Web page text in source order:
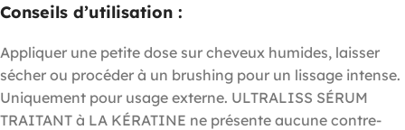
Conseils d’utilisation :
Appliquer une petite dose sur cheveux humides, laisser
sécher ou procéder à un brushing pour un lissage intense.
Uniquement pour usage externe. ULTRALISS SÉRUM
TRAITANT à LA KÉRATINE ne présente aucune contre-